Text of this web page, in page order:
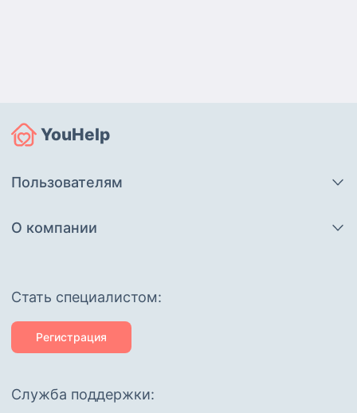
YouHelp
Пользователям
О компании
Cтать специалистом:
Регистрация
Служба поддержки: